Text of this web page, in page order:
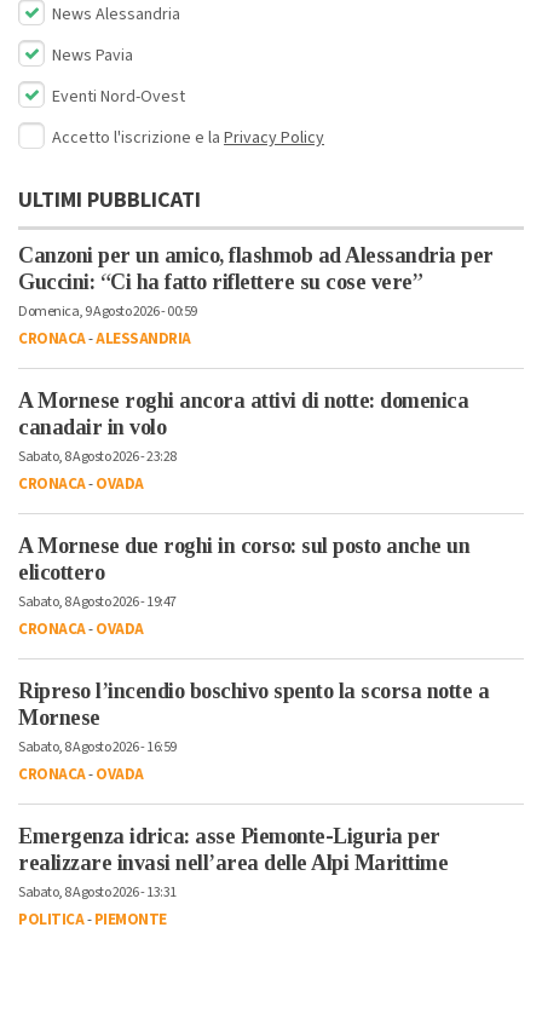
News Alessandria
News Pavia
Eventi Nord-Ovest
Accetto l'iscrizione e la Privacy Policy
ULTIMI PUBBLICATI
Canzoni per un amico, flashmob ad Alessandria per
Guccini: “Ci ha fatto riflettere su cose vere”
Domenica, 9 Agosto 2026 - 00:59
CRONACA-ALESSANDRIA
A Mornese roghi ancora attivi di notte: domenica
canadair in volo
Sabato, 8 Agosto 2026 - 23:28
CRONACA-OVADA
A Mornese due roghi in corso: sul posto anche un
elicottero
Sabato, 8 Agosto 2026 - 19:47
CRONACA-OVADA
Ripreso l’incendio boschivo spento la scorsa notte a
Mornese
Sabato, 8 Agosto 2026 - 16:59
CRONACA-OVADA
Emergenza idrica: asse Piemonte-Liguria per
realizzare invasi nell’area delle Alpi Marittime
Sabato, 8 Agosto 2026 - 13:31
POLITICA-PIEMONTE